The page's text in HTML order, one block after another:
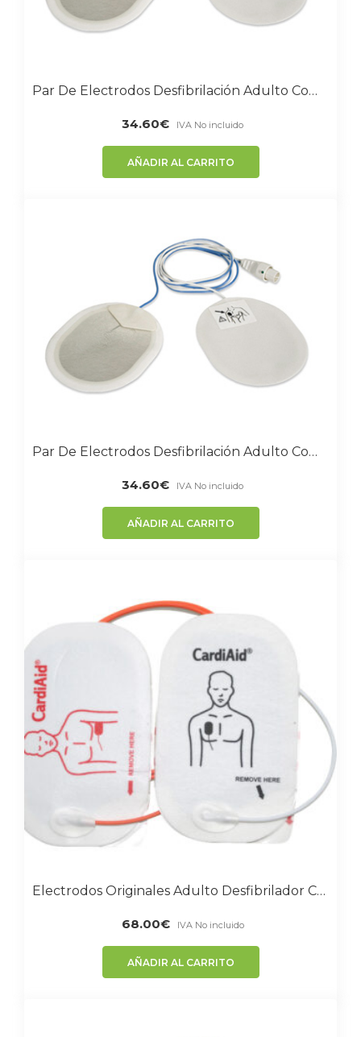
Par De Electrodos Desfibrilación Adulto Compatible Medtronic
34.60€ IVA No incluido
AÑADIR AL CARRITO
Par De Electrodos Desfibrilación Adulto Compatible Con I-Pad CU MEDICAL Systems Y Cmos Drake
34.60€ IVA No incluido
AÑADIR AL CARRITO
Electrodos Originales Adulto Desfibrilador CardiAid
68.00€ IVA No incluido
AÑADIR AL CARRITO